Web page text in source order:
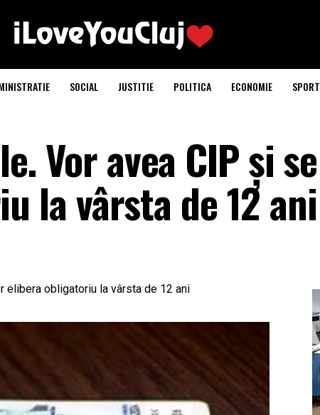
SOCIAL JUSTITIE POLITICA ECONOMIE SPORT
Vor avea CIP și se
la vârsta de 12 ani